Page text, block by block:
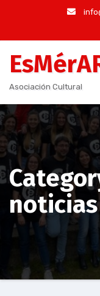
contenido
Asociación Cultural
noticias